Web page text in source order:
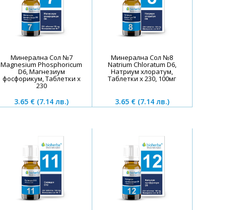
Минерална Сол №7
Magnesium Phosphoricum
D6, Магнезиум
фосфорикум, Таблетки х
230
3.65 € (7.14 лв.)
Минерална Сол №8
Natrium Chloratum D6,
Натриум хлоратум,
Таблетки х 230, 100мг
3.65 € (7.14 лв.)